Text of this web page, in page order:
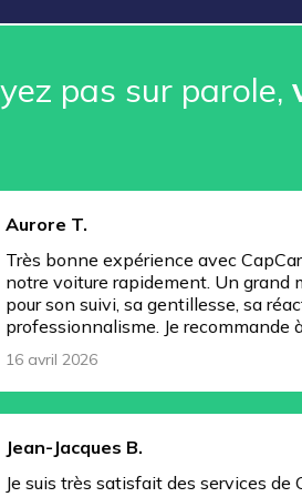
pas sur parole,
Vente
avec CapCar, qui a vendu
rapidement. Un grand merci à Lucas
sa gentillesse, sa réactivité et son
Je recommande à 200 % !
B. Vente
des services de CapCar, et